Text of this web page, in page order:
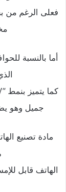
فعلى الرغم من
أما بالنسبة
جميل وهو
مادة تصنيع
الهاتف قابل